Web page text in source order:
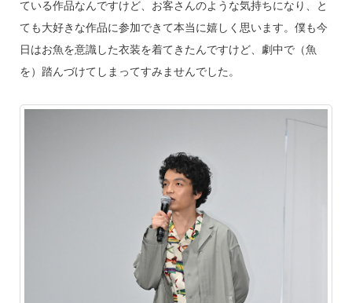
ている作品なんですけど、お客さんのような気持ちになり、と
ても大好きな作品に参加できて本当に嬉しく思います。僕も今
日はお魚を意識した衣装を着てきたんですけど、劇中で（魚
を）踏んづけてしまってすみませんでした。